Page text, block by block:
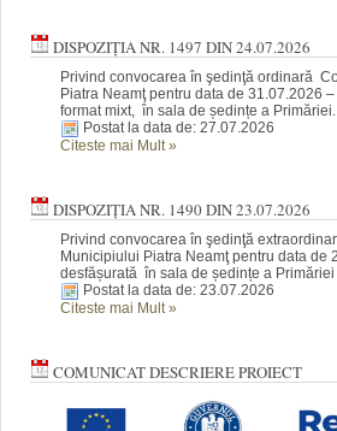
DISPOZIȚIA NR. 1497 DIN 24.07.2026
Privind convocarea în şedinţă ordinară
Piatra Neamţ pentru data de 31.07.2026
format mixt, în sala de ședințe a
Postat la data de: 27.07.2026
Citeste mai Mult»
DISPOZIȚIA NR. 1490 DIN 23.07.2026
Privind convocarea în şedinţă
Municipiului Piatra Neamţ pentru data de
desfășurată în sala de ședințe a
Postat la data de: 23.07.2026
Citeste mai Mult»
COMUNICAT DESCRIERE PROIECT